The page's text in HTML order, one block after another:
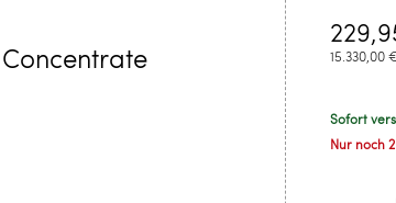
15.330,00
Sofort
Nur noch